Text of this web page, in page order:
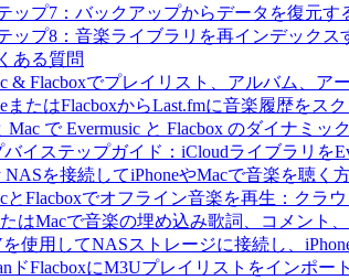
ップ7：バックアップからデータを復元す
ップ8：音楽ライブラリを再インデックス
ある質問
& Flacboxでプレイリスト、アルバム、
またはFlacboxからLast.fmに音楽履歴をス
Mac で Evermusic と Flacbox のダイナミ
バイステップガイド：iCloudライブラリを
NASを接続してiPhoneやMacで音楽を聴く
とFlacboxでオフライン音楽を再生：クラ
たはMacで音楽の埋め込み歌詞、コメント
を使用してNASストレージに接続し、
ドFlacboxにM3Uプレイリストをインポー